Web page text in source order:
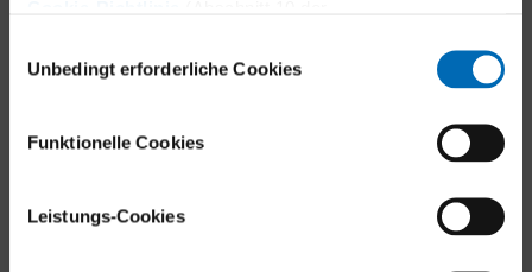
Unbedingt erforderliche Cookies
Funktionelle Cookies
Leistungs-Cookies
Universitätsklinik Balgrist
8008 Zürich
E-Mail